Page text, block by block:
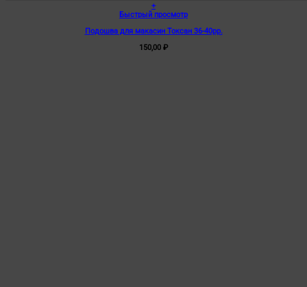
+
Быстрый просмотр
Подошва для макасин Токсан 36-40рр.
150,00 ₽